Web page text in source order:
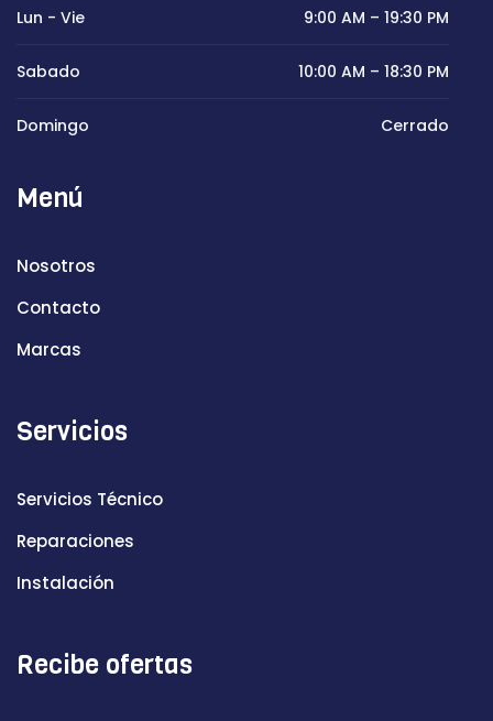
Lun - Vie 9:00 AM – 19:30 PM
Sabado 10:00 AM – 18:30 PM
Domingo Cerrado
Menú
Nosotros
Contacto
Marcas
Servicios
Servicios Técnico
Reparaciones
Instalación
Recibe ofertas